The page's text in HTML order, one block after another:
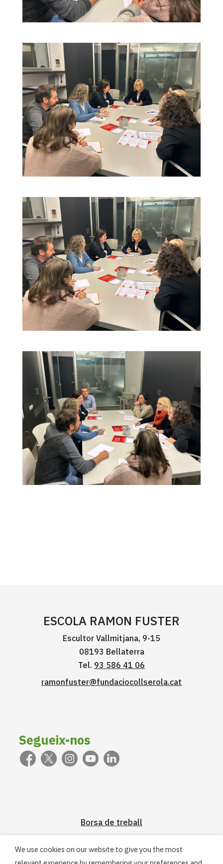
ESCOLA RAMON FUSTER
Escultor Vallmitjana, 9-15
08193 Bellaterra
Tel. 93 586 41 06
ramonfuster@fundaciocollserola.cat
Segueix-nos
Borsa de treball
Pràcticum
We use cookies on our website to give you the most